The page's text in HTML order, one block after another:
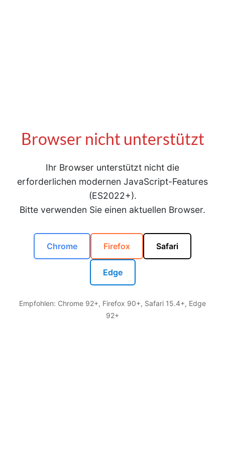
Browser nicht unterstützt
Ihr Browser unterstützt nicht die
erforderlichen modernen JavaScript-Features
(ES2022+).
Bitte verwenden Sie einen aktuellen Browser.
Chrome Firefox Safari
Edge
Empfohlen: Chrome 92+, Firefox 90+, Safari 15.4+, Edge
92+